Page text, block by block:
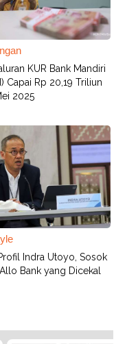
KUR Bank Mandiri
Capai Rp 20,19 Triliun
2025
Indra Utoyo, Sosok
Bank yang Dicekal